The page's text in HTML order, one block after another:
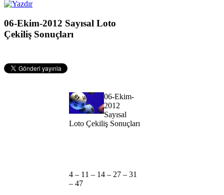
06-Ekim-2012 Sayısal Loto
Çekiliş Sonuçları
06-Ekim-
2012
Sayısal
Loto Çekiliş Sonuçları
4 – 11 – 14 – 27 – 31
– 47